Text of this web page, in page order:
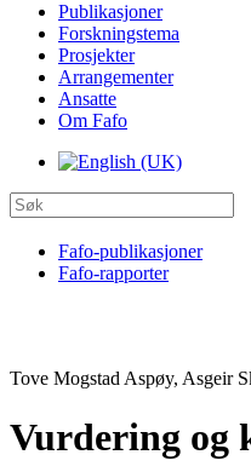
Publikasjoner
Forskningstema
Prosjekter
Arrangementer
Ansatte
Om Fafo
Fafo-publikasjoner
Fafo-rapporter
Tove Mogstad Aspøy, Asgeir
Vurdering og